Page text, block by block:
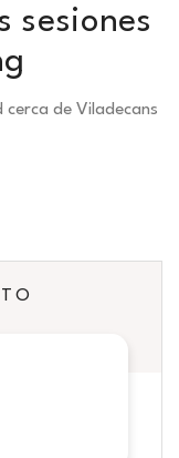
sesiones
de Viladecans